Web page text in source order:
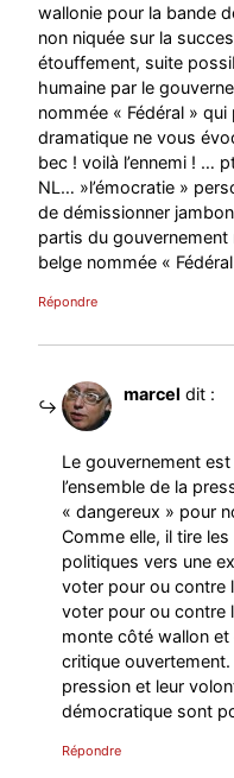
wallonie pour la bande
non niquée sur la
étouffement, suite
humaine par le
nommée « Fédéral »
dramatique ne vous
bec ! voilà l’ennemi ! …
NL… »l’émocratie »
de démissionner
partis du gouvernement
belge nommée «
Répondre
marcel dit :
Le gouvernement
l’ensemble de la
« dangereux » pour
Comme elle, il tire
politiques vers une
voter pour ou contre
voter pour ou contre
monte côté wallon
critique ouvertement.
pression et leur
démocratique sont
Répondre